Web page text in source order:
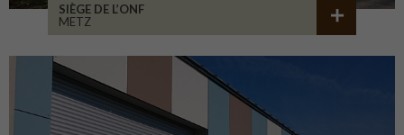
SIÈGE DE L’ONF
METZ